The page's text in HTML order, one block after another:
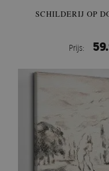
SCHILDERIJ OP
Prijs: